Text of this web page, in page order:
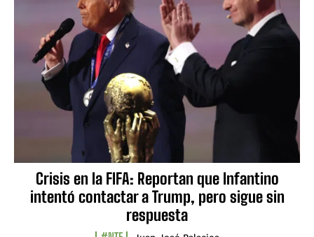
Crisis en la FIFA: Reportan que Infantino
intentó contactar a Trump, pero sigue sin
respuesta